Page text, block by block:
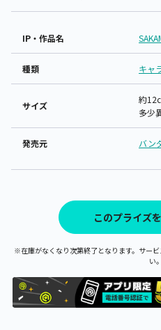
IP・作品名
種類 キャ
サイズ
約
多少
発売元 バン
このプライズ
※在庫がなくなり次第終了となります。サー
い。